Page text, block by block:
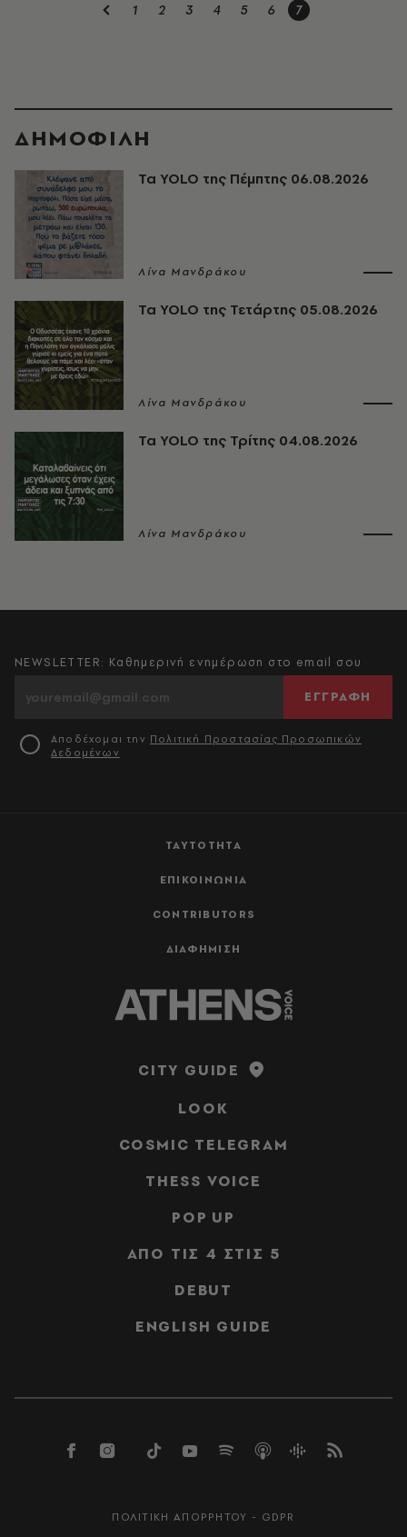
1 2 3 4 5 6 7
ΔΗΜΟΦΙΛΗ
Τα YOLO της Πέμπτης 06.08.2026
Λίνα Μανδράκου
Τα YOLO της Τετάρτης 05.08.2026
Λίνα Μανδράκου
Τα YOLO της Τρίτης 04.08.2026
Λίνα Μανδράκου
ΤΑΥΤΟΤΗΤΑ
ΕΠΙΚΟΙΝΩΝΙΑ
CONTRIBUTORS
ΔΙΑΦΗΜΙΣΗ
NEWSLETTER: Καθημερινή ενημέρωση στο email σου
ΕΓΓΡΑΦΗ
Αποδέχομαι την Πολιτική Προστασίας Προσωπικών
Δεδομένων
CITY GUIDE
LOOK
COSMIC TELEGRAM
THESS VOICE
POP UP
ΑΠΟ ΤΙΣ 4 ΣΤΙΣ 5
DEBUT
ENGLISH GUIDE
ΠΟΛΙΤΙΚΗ ΑΠΟΡΡΗΤΟΥ - GDPR